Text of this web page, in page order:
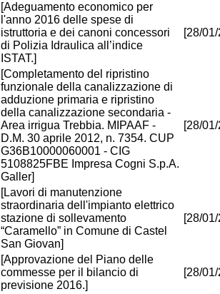
[Adeguamento economico per
l'anno 2016 delle spese di
istruttoria e dei canoni concessori
di Polizia Idraulica all’indice
ISTAT.]
[28/
[Completamento del ripristino
funzionale della canalizzazione di
adduzione primaria e ripristino
della canalizzazione secondaria -
Area irrigua Trebbia. MIPAAF -
D.M. 30 aprile 2012, n. 7354. CUP
G36B10000060001 - CIG
5108825FBE Impresa Cogni S.p.A.
Galler]
[28/
[Lavori di manutenzione
straordinaria dell'impianto elettrico
stazione di sollevamento
“Caramello” in Comune di Castel
San Giovan]
[28/
[Approvazione del Piano delle
commesse per il bilancio di
previsione 2016.]
[28/